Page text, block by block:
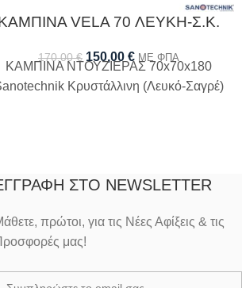
VELA 70 ΛΕΥΚH-Σ.Κ.
170,00€ 150,00 € ΜΕ ΦΠΑ
ΚΑΜΠΙΝΑ ΝΤΟΥΖΙΕΡΑΣ 70x70x180
Κρυστάλλινη (Λευκό-Σαγρέ)
ΣΤΟ NEWSLETTER
πρώτοι, για τις Νέες Αφίξεις & τις
μας!